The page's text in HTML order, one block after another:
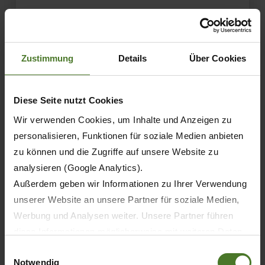
Zustimmung Details Über Cookies
Diese Seite nutzt Cookies
Wir verwenden Cookies, um Inhalte und Anzeigen zu
personalisieren, Funktionen für soziale Medien anbieten
zu können und die Zugriffe auf unsere Website zu
analysieren (Google Analytics).
Außerdem geben wir Informationen zu Ihrer Verwendung
unserer Website an unsere Partner für soziale Medien,
Werbung und Analysen weiter. Unsere Partner führen
Notwendig
PRENSA